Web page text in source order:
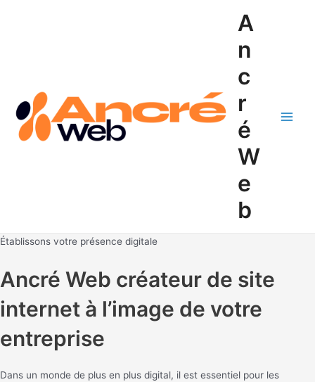
A
n
c
r
é
W
e
b
Établissons votre présence digitale
Ancré Web créateur de site
internet à l’image de votre
entreprise
Dans un monde de plus en plus digital, il est essentiel pour les